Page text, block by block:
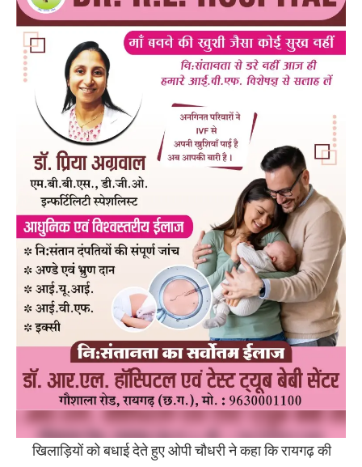
खिलाड़ियों को बधाई देते हुए ओपी चौधरी ने कहा कि रायगढ़ की